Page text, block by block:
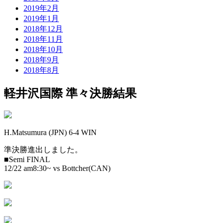
2019年2月
2019年1月
2018年12月
2018年11月
2018年10月
2018年9月
2018年8月
軽井沢国際 準々決勝結果
H.Matsumura (JPN) 6-4 WIN
準決勝進出しました。
■Semi FINAL
12/22 am8:30~ vs Bottcher(CAN)